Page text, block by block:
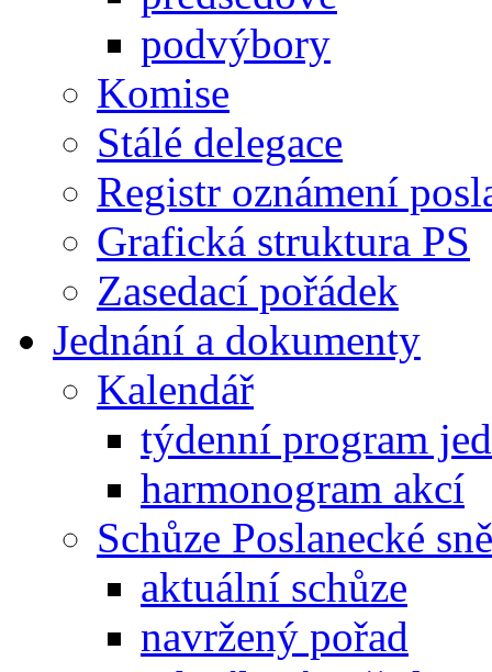
podvýbory
Komise
Stálé delegace
Registr oznámení
Grafická struktura PS
Zasedací pořádek
Jednání a dokumenty
Kalendář
týdenní program
harmonogram akcí
Schůze Poslanecké
aktuální schůze
navržený pořad